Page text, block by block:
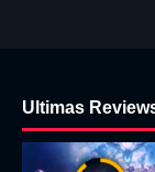
Ultimas